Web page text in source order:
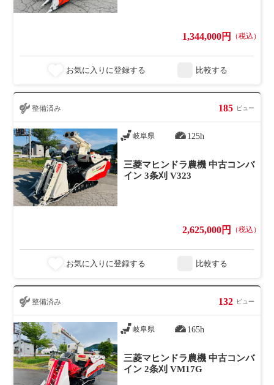
1,344,000円 （税込）
お気に入りに登録する 比較する
整備済み 185 ビュー
岐阜県 125h
三菱マヒンドラ農機 中古コンバ
イン 3条刈 V323
2,625,000円 （税込）
お気に入りに登録する 比較する
整備済み 132 ビュー
岐阜県 165h
三菱マヒンドラ農機 中古コンバ
イン 2条刈 VM17G